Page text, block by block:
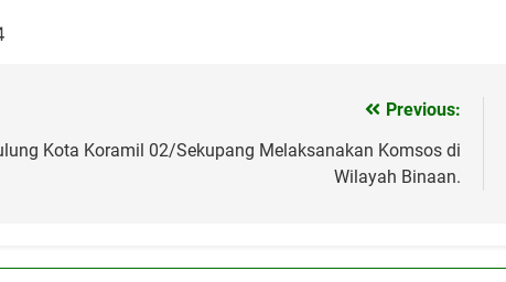
Previous:
Kota Koramil 02/Sekupang Melaksanakan Komsos di
Wilayah Binaan.